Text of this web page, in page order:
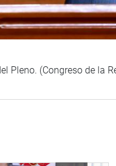
Pleno. (Congreso de la